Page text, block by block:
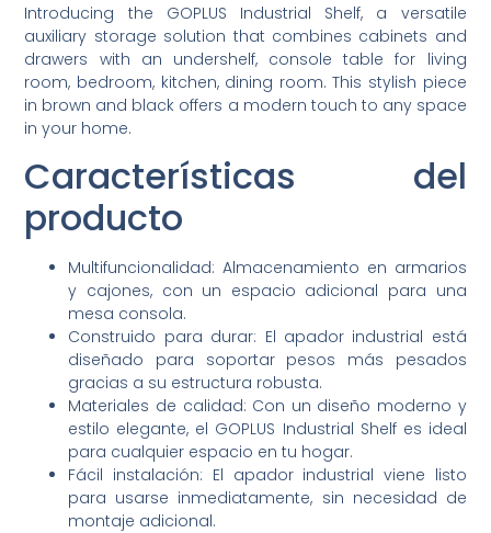
Introducing the GOPLUS Industrial Shelf, a versatile
auxiliary storage solution that combines cabinets and
drawers with an undershelf, console table for living
room, bedroom, kitchen, dining room. This stylish piece
in brown and black offers a modern touch to any space
in your home.
Características del
producto
Multifuncionalidad: Almacenamiento en armarios
y cajones, con un espacio adicional para una
mesa consola.
Construido para durar: El apador industrial está
diseñado para soportar pesos más pesados
gracias a su estructura robusta.
Materiales de calidad: Con un diseño moderno y
estilo elegante, el GOPLUS Industrial Shelf es ideal
para cualquier espacio en tu hogar.
Fácil instalación: El apador industrial viene listo
para usarse inmediatamente, sin necesidad de
montaje adicional.